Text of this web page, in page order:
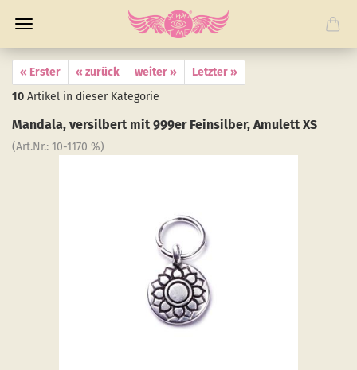
« Erster « zurück weiter »
Letzter »
10 Artikel in dieser Kategorie
Man­da­la, ver­sil­bert mit 999er Fein­sil­ber, Amu­lett XS
(Art.Nr.: 10-​1170 %)